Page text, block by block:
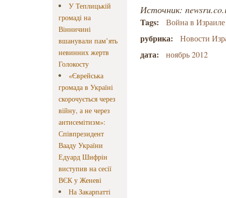
У Теплицькій
громаді на
Вінничині
вшанували пам’ять
невинних жертв
Голокосту
«Єврейська
громада в Україні
скорочується через
війну, а не через
антисемітизм»:
Співпрезидент
Вааду України
Едуард Шифрін
виступив на сесії
ВЄК у Женеві
На Закарпатті
Источник:
Tags: Война в Израиле
рубрика: Новости
дата: ноябрь 2012